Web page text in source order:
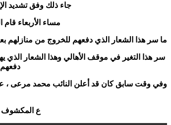
جاء ذلك وفق تشديد
مساء الأربعاء
ما سر هذا الشعار الذي دفعهم للخروج من منازلهم
سر هذا التغير في موقف الأهالي وهذا الشعار الذي
ع المكشوف